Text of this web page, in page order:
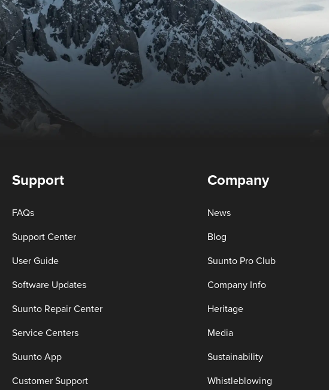
Support
FAQs
Support Center
User Guide
Software Updates
Suunto Repair Center
Service Centers
Suunto App
Customer Support
Company
News
Blog
Suunto Pro Club
Company Info
Heritage
Media
Sustainability
Whistleblowing